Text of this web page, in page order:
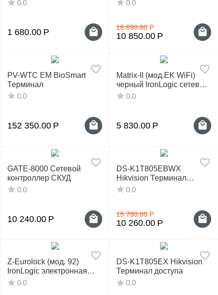
0.0
1 680.00 Р
0.0
16 690.00 Р
10 850.00 Р
PV-WTC EM BioSmart
Терминал
0.0
152 350.00 Р
Matrix-II (мод.EK WiFi)
черный IronLogic сетевой
контроллер СКУД
0.0
5 830.00 Р
GATE-8000 Сетевой
контроллер СКУД
0.0
10 240.00 Р
DS-K1T805EBWX
Hikvision Терминал
доступа
0.0
15 790.00 Р
10 260.00 Р
Z-Eurolock (мод. 92)
IronLogic электронная
накладка на дверной
0.0
DS-K1T805EX Hikvision
Терминал доступа
0.0